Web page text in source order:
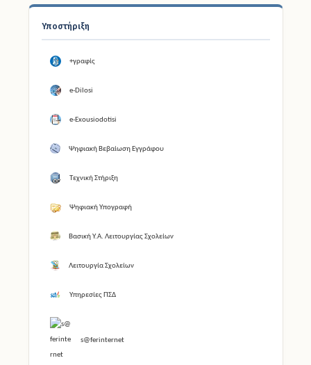
Υποστήριξη
+γραφίς
e-Dilosi
e-Exousiodotisi
Ψηφιακή Βεβαίωση Εγγράφου
Τεχνική Στήριξη
Ψηφιακή Υπογραφή
Βασική Υ.Α. Λειτουργίας Σχολείων
Λειτουργία Σχολείων
Υπηρεσίες ΠΣΔ
s@ferinternet